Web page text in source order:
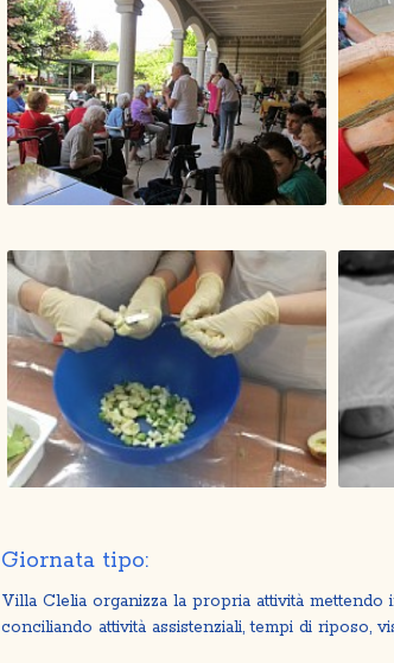
Giornata tipo:
Villa Clelia organizza la propria attività
conciliando attività assistenziali, tempi di riposo,